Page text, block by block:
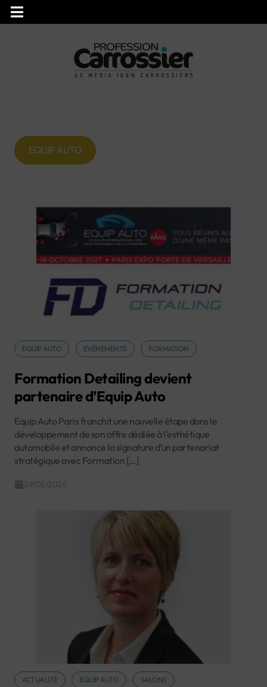
EQUIP AUTO
EQUIP AUTO EVÉNEMENTS FORMATION
Formation Detailing devient
partenaire d’Equip Auto
Equip Auto Paris franchit une nouvelle étape dans le
développement de son offre dédiée à l’esthétique
automobile et annonce la signature d’un partenariat
stratégique avec Formation […]
ACTUALITÉ EQUIP AUTO SALONS